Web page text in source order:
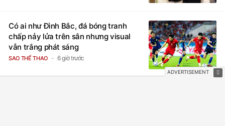
Có ai như Đình Bắc, đá bóng tranh
chấp nảy lửa trên sân nhưng visual
vẫn trắng phát sáng
SAO THỂ THAO 6 giờ trước